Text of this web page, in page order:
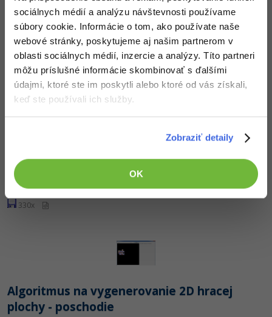
sociálnych médií a analýzu návštevnosti používame
súbory cookie. Informácie o tom, ako používate naše
webové stránky, poskytujeme aj našim partnerom v
oblasti sociálnych médií, inzercie a analýzy. Títo partneri
môžu príslušné informácie skombinovať s ďalšími
údajmi, ktoré ste im poskytli alebo ktoré od vás získali,
keď ste používali ich služby.
Zobraziť detaily
OK
SEO -30%
UX
Business
Copywriting -30%
Google Dokumenty
Time management
Kybernetická bezpečnost
Adobe Illustrator -80%
Adobe Lightroom -30%
Adobe XD -15%
Adobe InDesign -25%
Blender -80%
Inkscape
Fórum
Médiá
Kariéra
Generátor máp
Nehodnotené
287x
Algoritmus na vygenerovanie 2D hracej
plochy
Nehodnotené
330x
Algoritmus na vygenerovanie 2D hracej
plochy - poschodie